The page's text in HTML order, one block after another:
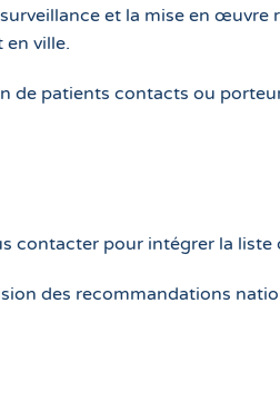
et la mise en
ville.
de patients contacts ou
contacter pour intégrer la liste
des recommandations